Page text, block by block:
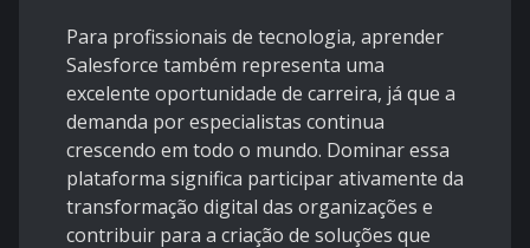
Para profissionais de tecnologia, aprender
Salesforce também representa uma
excelente oportunidade de carreira, já que a
demanda por especialistas continua
crescendo em todo o mundo. Dominar essa
plataforma significa participar ativamente da
transformação digital das organizações e
contribuir para a criação de soluções que